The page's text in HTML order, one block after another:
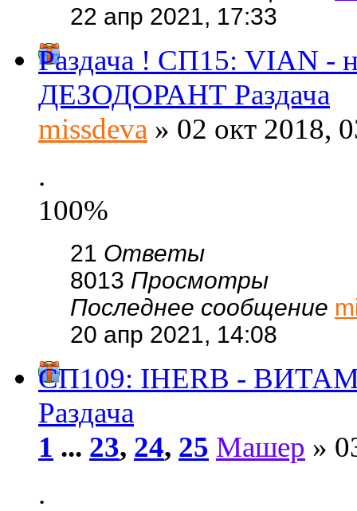
22 апр 2021, 17:33
Раздача ! СП15: VIAN -
ДЕЗОДОРАНТ Раздача
missdeva » 02 окт 2018,
.
100%
21 Ответы
8013 Просмотры
Последнее сообщение
20 апр 2021, 14:08
СП109: IHERB -
Раздача
1 ... 23, 24, 25 Машер »
.